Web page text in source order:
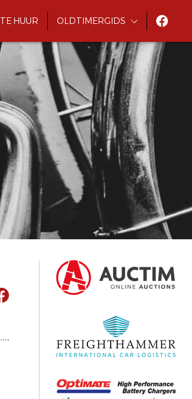
TE HUUR OLDTIMERGIDS